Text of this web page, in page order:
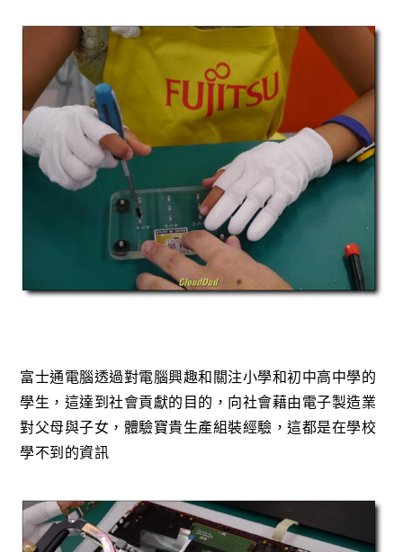
富士通電腦透過對電腦興趣和關注小學和初中高中學的
學生，這達到社會貢獻的目的，向社會藉由電子製造業
對父母與子女，體驗寶貴生產組裝經驗，這都是在學校
學不到的資訊